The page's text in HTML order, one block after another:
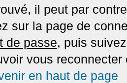
il peut par
sur la page de
de passe, puis
vous
en haut de page